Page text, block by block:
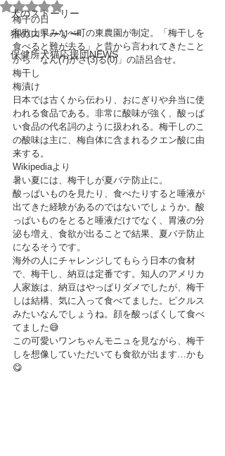
犬のストーリー
猫のストーリー
保健所犬猫応援団NEWS
5つ星のうちNaNと評価されています。
梅干の日
和歌山県みなべ町の東農園が制定。「梅干しを
食べると難が去る」と昔から言われてきたこと
から「なん(7)がさ(3)る(0)」の語呂合せ。
梅干し
梅漬け
日本では古くから伝わり、おにぎりや弁当に使
われる食品である。非常に酸味が強く、酸っぱ
い食品の代名詞のように扱われる。梅干しのこ
の酸味は主に、梅自体に含まれるクエン酸に由
来する。
Wikipediaより
暑い夏には、梅干しが夏バテ防止に。
酸っぱいものを見たり、食べたりすると唾液が
出てきた経験があるのではないでしょうか。酸
っぱいものをとると唾液だけでなく、胃液の分
泌も増え、食欲が出ることで結果、夏バテ防止
になるそうです。
海外の人にチャレンジしてもらう日本の食材
で、梅干し、納豆は定番です。知人のアメリカ
人家族は、納豆はやっぱりダメでしたが、梅干
しは結構、気に入って食べてました。ピクルス
みたいなんでしょうね。顔を酸っぱくして食べ
てました😅
この可愛いワンちゃんモニュを見ながら、梅干
しを想像していただいても食欲が出ます…かも
😋